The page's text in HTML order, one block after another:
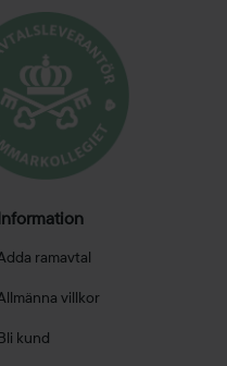
ramavtal
villkor
kund